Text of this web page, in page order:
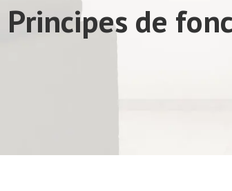
Principes de